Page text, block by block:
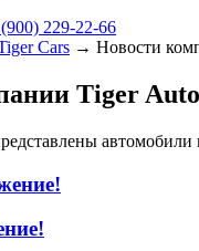
229-22-66
Cars → Новости
Tiger Auto